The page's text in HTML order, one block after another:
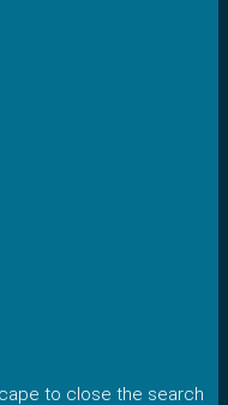
to close the search